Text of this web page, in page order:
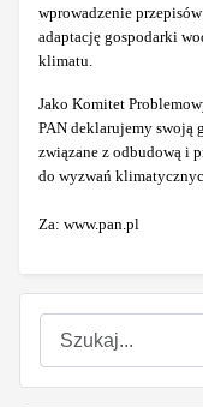
Szukaj
wprowadzenie
adaptację gospodarki
klimatu.
Jako Komitet
PAN deklarujemy swoją
związane z odbudową i
do wyzwań
Za: www.pan.pl